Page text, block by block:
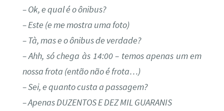
– Ok, e qual é o ônibus?
– Este (e me mostra uma foto)
– Tà, mas e o ônibus de verdade?
– Ahh, só chega às 14:00 – temos apenas um em
nossa frota (então não é frota…)
– Sei, e quanto custa a passagem?
– Apenas DUZENTOS E DEZ MIL GUARANIS